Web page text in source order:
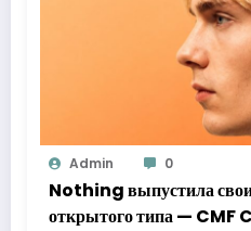
Admin 0
Nothing выпустила
открытого типа — CMF